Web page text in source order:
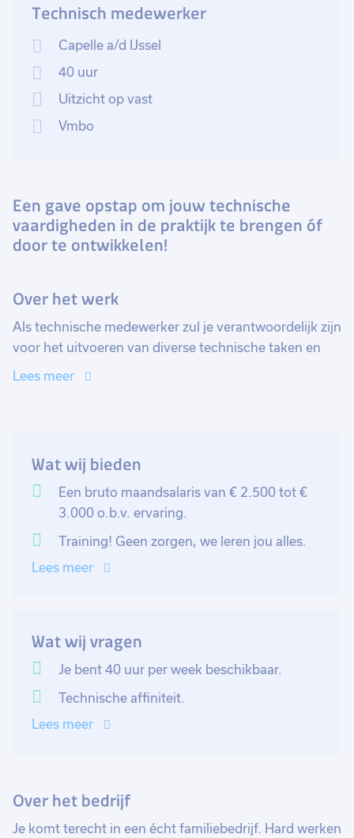
Technisch medewerker
Capelle a/d IJssel
40 uur
Uitzicht op vast
Vmbo
Een gave opstap om jouw technische
vaardigheden in de praktijk te brengen óf
door te ontwikkelen!
Over het werk
Als technische medewerker zul je verantwoordelijk zijn
voor het uitvoeren van diverse technische taken en
ondersteuning bieden aan het team. Je werkt samen
Lees meer
Wat wij bieden
Een bruto maandsalaris van € 2.500 tot €
3.000 o.b.v. ervaring.
Training! Geen zorgen, we leren jou alles.
Lees meer
Wat wij vragen
Je bent 40 uur per week beschikbaar.
Technische affiniteit.
Lees meer
Over het bedrijf
Je komt terecht in een écht familiebedrijf. Hard werken